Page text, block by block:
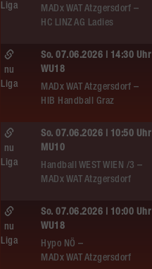
MADx WAT Atzgersdorf –
HC LINZ AG Ladies
Liga
So. 07.06.2026 | 14:30 Uhr |
WU18
MADx WAT Atzgersdorf –
HIB Handball Graz
nu
Liga
So. 07.06.2026 | 10:50 Uhr |
MU10
Handball WEST WIEN /3 –
MADx WAT Atzgersdorf
nu
Liga
So. 07.06.2026 | 10:00 Uhr |
WU18
Hypo NÖ –
MADx WAT Atzgersdorf
nu
Liga